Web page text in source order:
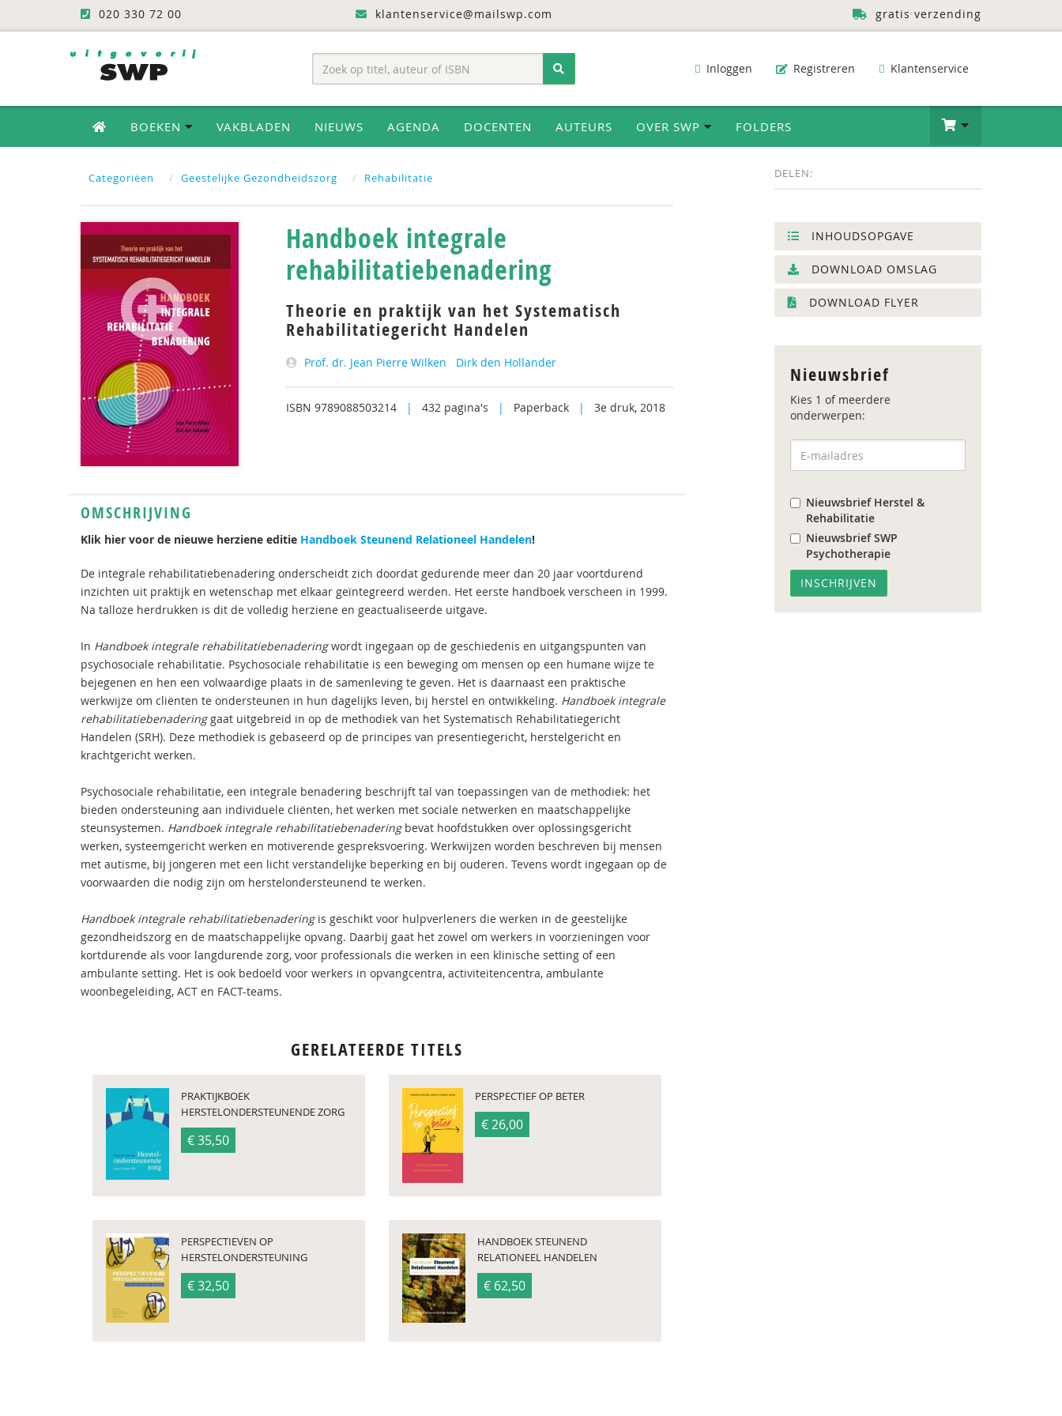
020 330 72 00 klantenservice@mailswp.com gratis verzending
Inloggen Registreren Klantenservice
BOEKEN VAKBLADEN NIEUWS AGENDA DOCENTEN AUTEURS OVER SWP FOLDERS
Categoriëen Geestelijke Gezondheidszorg Rehabilitatie DELEN:
Handboek integrale
rehabilitatiebenadering
Theorie en praktijk van het Systematisch
Rehabilitatiegericht Handelen
Prof. dr. Jean Pierre Wilken Dirk den Hollander
ISBN 9789088503214 | 432 pagina's | Paperback | 3e druk, 2018
OMSCHRIJVING
Klik hier voor de nieuwe herziene editie Handboek Steunend Relationeel Handelen!
De integrale rehabilitatiebenadering onderscheidt zich doordat gedurende meer dan 20 jaar voortdurend
inzichten uit praktijk en wetenschap met elkaar geïntegreerd werden. Het eerste handboek verscheen in 1999.
Na talloze herdrukken is dit de volledig herziene en geactualiseerde uitgave.
In Handboek integrale rehabilitatiebenaderingwordt ingegaan op de geschiedenis en uitgangspunten van
psychosociale rehabilitatie. Psychosociale rehabilitatie is een beweging om mensen op een humane wijze te
bejegenen en hen een volwaardige plaats in de samenleving te geven. Het is daarnaast een praktische
werkwijze om cliënten te ondersteunen in hun dagelijks leven, bij herstel en ontwikkeling. Handboek integrale
rehabilitatiebenaderinggaat uitgebreid in op de methodiek van het Systematisch Rehabilitatiegericht
Handelen (SRH). Deze methodiek is gebaseerd op de principes van presentiegericht, herstelgericht en
krachtgericht werken.
Psychosociale rehabilitatie, een integrale benadering beschrijft tal van toepassingen van de methodiek: het
bieden ondersteuning aan individuele cliënten, het werken met sociale netwerken en maatschappelijke
steunsystemen. Handboek integrale rehabilitatiebenaderingbevat hoofdstukken over oplossingsgericht
werken, systeemgericht werken en motiverende gespreksvoering. Werkwijzen worden beschreven bij mensen
met autisme, bij jongeren met een licht verstandelijke beperking en bij ouderen. Tevens wordt ingegaan op de
voorwaarden die nodig zijn om herstelondersteunend te werken.
Handboek integrale rehabilitatiebenaderingis geschikt voor hulpverleners die werken in de geestelijke
gezondheidszorg en de maatschappelijke opvang. Daarbij gaat het zowel om werkers in voorzieningen voor
kortdurende als voor langdurende zorg, voor professionals die werken in een klinische setting of een
ambulante setting. Het is ook bedoeld voor werkers in opvangcentra, activiteitencentra, ambulante
woonbegeleiding, ACT en FACT-teams.
GERELATEERDE TITELS
PRAKTIJKBOEK
HERSTELONDERSTEUNENDE ZORG
€ 35,50
PERSPECTIEF OP BETER
€ 26,00
PERSPECTIEVEN OP
HERSTELONDERSTEUNING
€ 32,50
HANDBOEK STEUNEND
RELATIONEEL HANDELEN
€ 62,50
INHOUDSOPGAVE
DOWNLOAD OMSLAG
DOWNLOAD FLYER
Nieuwsbrief
Kies 1 of meerdere
onderwerpen:
Nieuwsbrief Herstel &
Rehabilitatie
Nieuwsbrief SWP
Psychotherapie